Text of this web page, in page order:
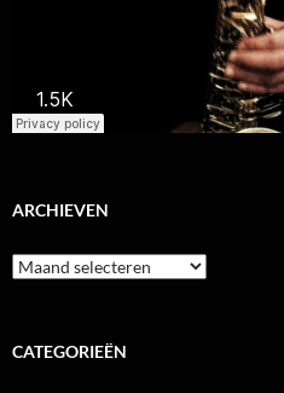
ARCHIEVEN
Archieven
CATEGORIEËN